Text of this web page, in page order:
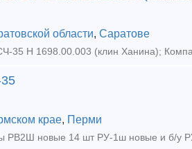
области, Саратове
крае, Перми